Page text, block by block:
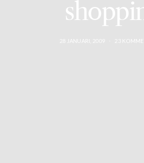
28 JANUARI, 2009 23